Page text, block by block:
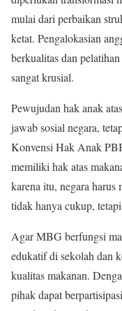
mulai dari perbaikan
ketat. Pengalokasian
berkualitas dan
sangat krusial.
Pewujudan hak anak
jawab sosial negara,
Konvensi Hak Anak
memiliki hak atas
karena itu, negara harus
tidak hanya cukup,
Agar MBG berfungsi
edukatif di sekolah dan
kualitas makanan.
pihak dapat